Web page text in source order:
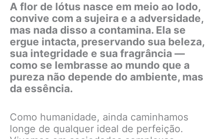
A flor de lótus nasce em meio ao lodo,
convive com a sujeira e a adversidade,
mas nada disso a contamina. Ela se
ergue intacta, preservando sua beleza,
sua integridade e sua fragrância —
como se lembrasse ao mundo que a
pureza não depende do ambiente, mas
da essência.
Como humanidade, ainda caminhamos
longe de qualquer ideal de perfeição.